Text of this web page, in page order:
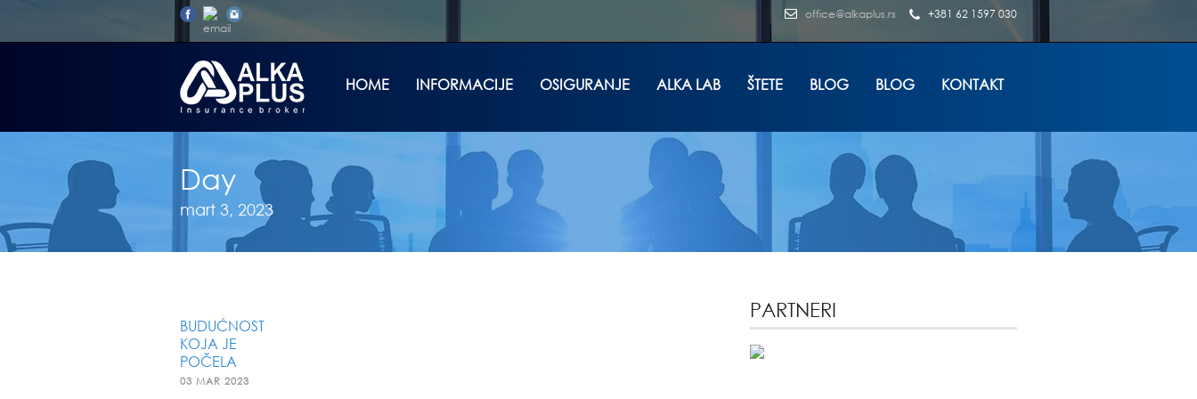
office@alkaplus.rs +381 62 1597 030
HOME INFORMACIJE OSIGURANJE ALKA LAB ŠTETE BLOG BLOG KONTAKT
Day
mart 3, 2023
BUDUĆNOST
KOJA JE
POČELA
03 MAR 2023
PARTNERI